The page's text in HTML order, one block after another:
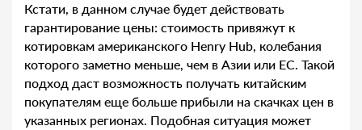
Кстати, в данном случае будет действовать
гарантирование цены: стоимость привяжут к
котировкам американского Henry Hub, колебания
которого заметно меньше, чем в Азии или ЕС. Такой
подход даст возможность получать китайским
покупателям еще больше прибыли на скачках цен в
указанных регионах. Подобная ситуация может